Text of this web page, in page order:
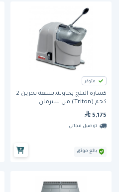
متوفر
كسارة الثلج بحاوية،بسعة تخزين 2
كجم (Triton) من سيرمان
5,175
توصيل مجاني
بائع موثق